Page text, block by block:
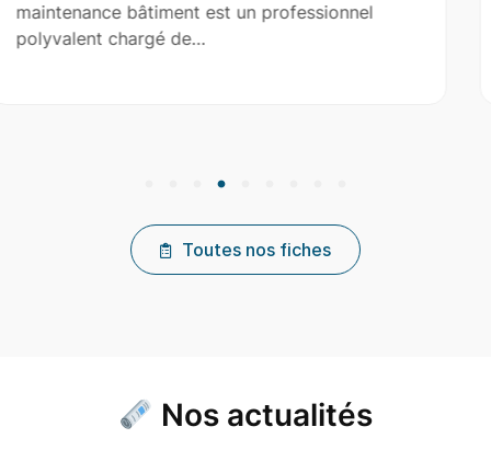
le couvreur principal dans
réparation et…
Toutes nos fiches
Nos actualités